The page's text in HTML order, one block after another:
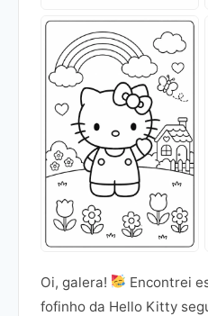
Oi, galera!
Encontrei
fofinho da Hello Kitty